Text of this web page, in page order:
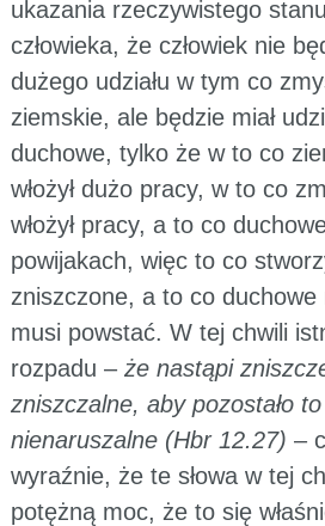
ukazania rzeczywistego
człowieka, że człowiek nie
dużego udziału w tym co
ziemskie, ale będzie miał
duchowe, tylko że w to co
włożył dużo pracy, w to co
włożył pracy, a to co
powijakach, więc to co
zniszczone, a to co duchowe
musi powstać. W tej chwili
rozpadu – że nastąpi
zniszczalne, aby pozostało
nienaruszalne (Hbr 12.27) –
wyraźnie, że te słowa w tej
potężną moc, że to się